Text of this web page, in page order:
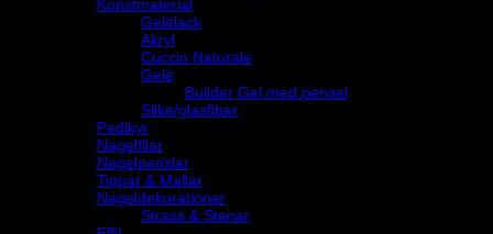
Konstmaterial
Gelélack
Akryl
Cuccio Naturale
Gelé
Builder Gel med pensel
Silke/glasfiber
Pedikyr
Nagelfilar
Nagelpenslar
Tippar & Mallar
Nageldekorationer
Strass & Stenar